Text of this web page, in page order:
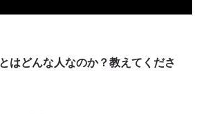
はどんな人なのか？教えてくださ